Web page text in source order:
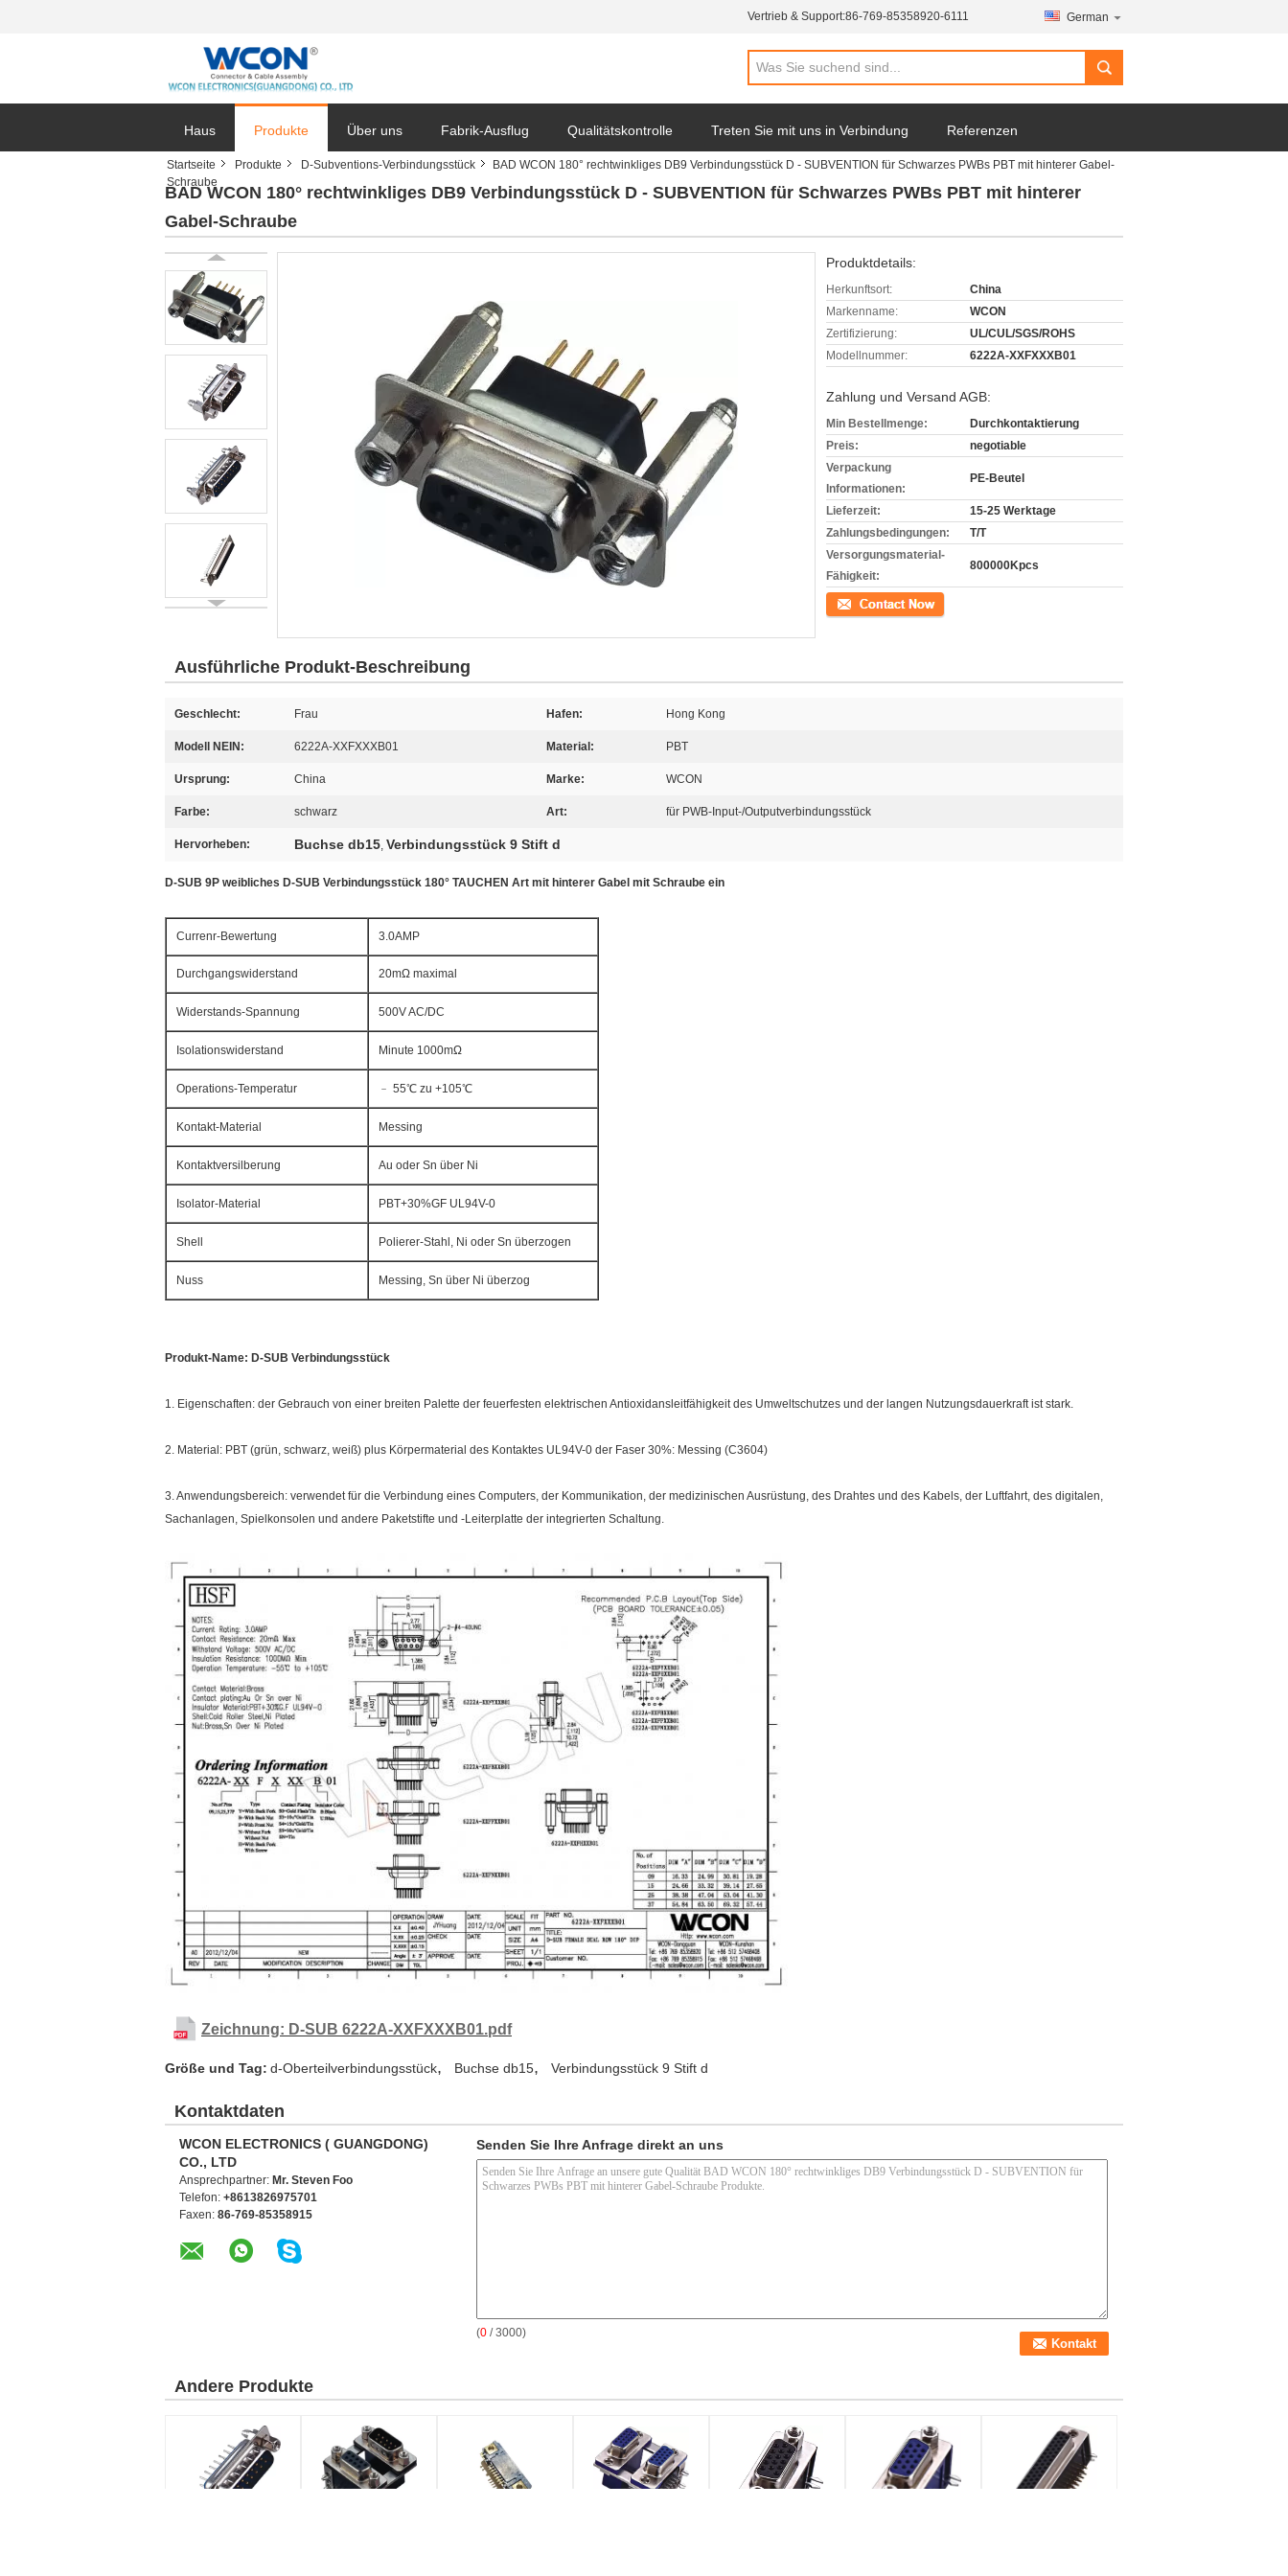
Vertrieb & Support:86-769-85358920-6111 German
Haus Produkte Über uns Fabrik-Ausflug Qualitätskontrolle Treten Sie mit uns in Verbindung Referenzen
Startseite Produkte D-Subventions-Verbindungsstück
BAD WCON 180° rechtwinkliges DB9 Verbindungsstück D - SUBVENTION für Schwarzes PWBs PBT mit hinterer Gabel-
Schraube
BAD WCON 180° rechtwinkliges DB9 Verbindungsstück D - SUBVENTION für Schwarzes PWBs PBT mit hinterer
Gabel-Schraube
Produktdetails:
Herkunftsort:
China
Markenname:
WCON
Zertifizierung:
UL/CUL/SGS/ROHS
Modellnummer:
6222A-XXFXXXB01
Zahlung und Versand AGB:
Min Bestellmenge:
Durchkontaktierung
Preis:
negotiable
Verpackung
Informationen:
PE-Beutel
Lieferzeit:
15-25 Werktage
Zahlungsbedingungen:
T/T
Versorgungsmaterial-
Fähigkeit:
800000Kpcs
Kontakt
Ausführliche Produkt-Beschreibung
Geschlecht: Frau Hafen: Hong Kong
Modell NEIN: 6222A-XXFXXXB01 Material: PBT
Ursprung: China Marke: WCON
Farbe: schwarz Art: für PWB-Input-/Outputverbindungsstück
Hervorheben: Buchse db15, Verbindungsstück 9 Stift d
D-SUB 9P weibliches D-SUB Verbindungsstück 180° TAUCHEN Art mit hinterer Gabel mit Schraube ein
Currenr-Bewertung 3.0AMP
Durchgangswiderstand 20mΩ maximal
Widerstands-Spannung 500V AC/DC
Isolationswiderstand Minute 1000mΩ
Operations-Temperatur ﹣ 55℃ zu +105℃
Kontakt-Material Messing
Kontaktversilberung Au oder Sn über Ni
Isolator-Material PBT+30%GF UL94V-0
Shell Polierer-Stahl, Ni oder Sn überzogen
Nuss Messing, Sn über Ni überzog
Produkt-Name: D-SUB Verbindungsstück
1. Eigenschaften: der Gebrauch von einer breiten Palette der feuerfesten elektrischen Antioxidansleitfähigkeit des Umweltschutzes und der langen Nutzungsdauerkraft ist stark.
2. Material: PBT (grün, schwarz, weiß) plus Körpermaterial des Kontaktes UL94V-0 der Faser 30%: Messing (C3604)
3. Anwendungsbereich: verwendet für die Verbindung eines Computers, der Kommunikation, der medizinischen Ausrüstung, des Drahtes und des Kabels, der Luftfahrt, des digitalen,
Sachanlagen, Spielkonsolen und andere Paketstifte und -Leiterplatte der integrierten Schaltung.
Zeichnung: D-SUB 6222A-XXFXXXB01.pdf
Größe und Tag: d-Oberteilverbindungsstück, Buchse db15, Verbindungsstück 9 Stift d
Kontaktdaten
WCON ELECTRONICS ( GUANGDONG)
CO., LTD
Ansprechpartner: Mr. Steven Foo
Telefon: +8613826975701
Faxen: 86-769-85358915
Senden Sie Ihre Anfrage direkt an uns
(0 / 3000)
Andere Produkte